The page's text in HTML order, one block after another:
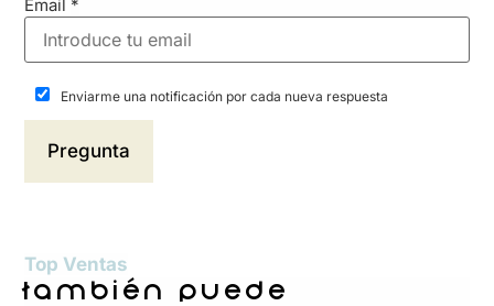
Email *
Enviarme una notificación por cada nueva respuesta
Top Ventas
también puede